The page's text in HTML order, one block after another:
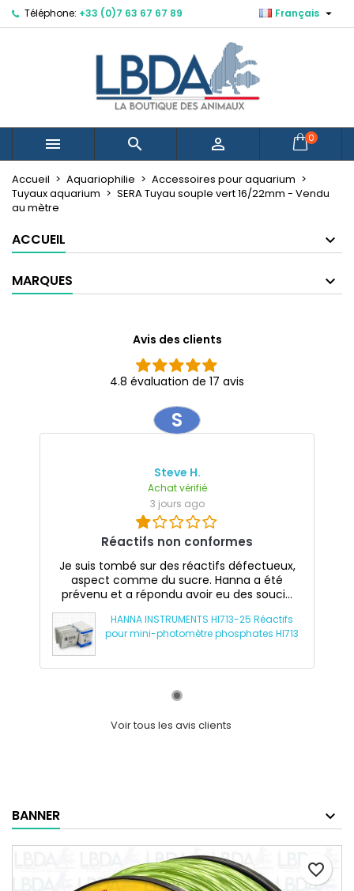
Téléphone: +33 (0)7 63 67 67 89 Français 
   0
Accueil Aquariophilie
Accessoires pour aquarium
Tuyaux aquarium
SERA Tuyau souple vert 16/22mm - Vendu
au mètre
ACCUEIL
MARQUES
Avis des clients
4.8 évaluation de 17 avis
S
Steve H.
Achat vérifié
3 jours ago
Réactifs non conformes
Je suis tombé sur des réactifs défectueux,
aspect comme du sucre. Hanna a été
prévenu et a répondu avoir eu des souci...
HANNA INSTRUMENTS HI713-25 Réactifs
pour mini-photomètre phosphates HI713
Voir tous les avis clients
BANNER
favorite_border
Mes listes d'envies ×
Créer une nouvelle liste
Créer une liste d'envies ×
Nom de la liste d'envies
Annuler Créer une liste d'envies
Connexion ×
Vous devez être connecté pour ajouter des produits
à votre liste d'envies.
Annuler Connexion